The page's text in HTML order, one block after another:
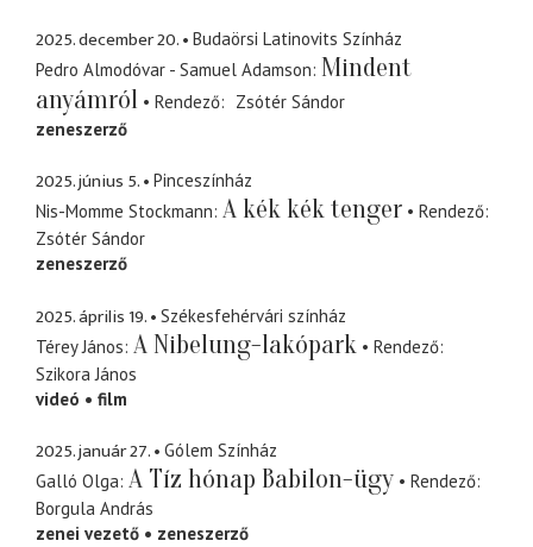
2025. december 20.
Budaörsi Latinovits Színház
Pedro Almodóvar - Samuel Adamson Mindent
anyámról
Rendező
Zsótér Sándor
zeneszerző
2025. június 5.
Pinceszínház
Nis-Momme Stockmann A kék kék tenger
Rendező
Zsótér Sándor
zeneszerző
2025. április 19.
Székesfehérvári színház
Térey János A Nibelung-lakópark
Rendező
Szikora János
videó
film
2025. január 27.
Gólem Színház
Galló Olga A Tíz hónap Babilon-ügy
Rendező
Borgula András
zenei vezető
zeneszerző